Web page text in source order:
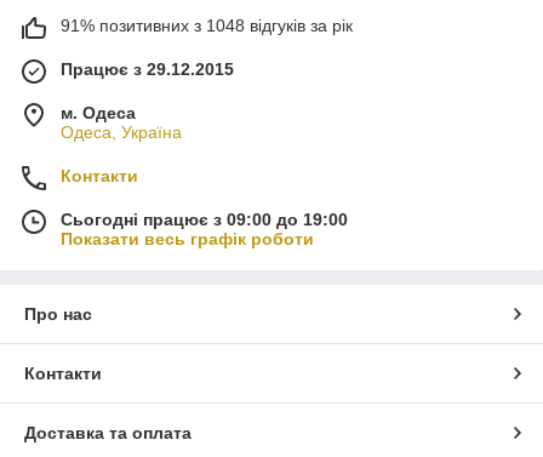
91% позитивних з 1048 відгуків за рік
Працює з 29.12.2015
м. Одеса
Одеса, Україна
Контакти
Сьогодні працює з 09:00 до 19:00
Показати весь графік роботи
Про нас
Контакти
Доставка та оплата